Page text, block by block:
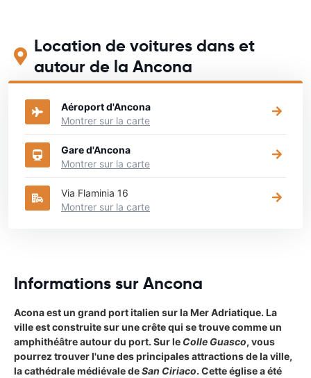
Location de voitures dans et
autour de la Ancona
Aéroport d'Ancona
Montrer sur la carte
Gare d'Ancona
Montrer sur la carte
Via Flaminia 16
Montrer sur la carte
Informations sur Ancona
Acona est un grand port italien sur la Mer Adriatique. La
ville est construite sur une crête qui se trouve comme un
amphithéâtre autour du port. Sur le Colle Guasco, vous
pourrez trouver l'une des principales attractions de la ville,
la cathédrale médiévale deSan Ciriaco. Cette église a été